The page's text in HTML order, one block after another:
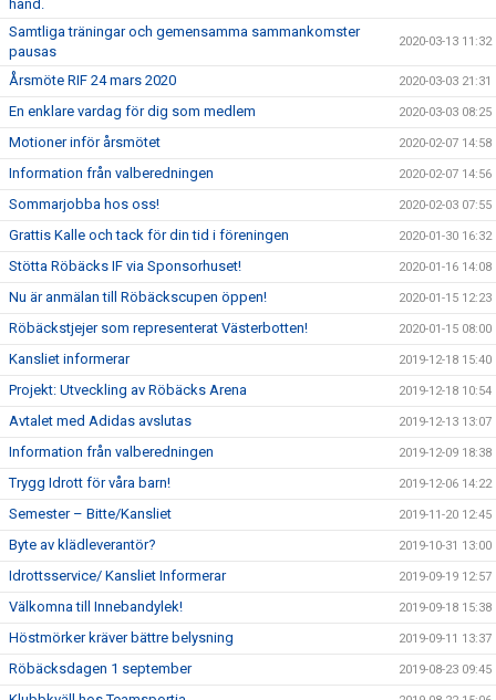
hand.
Samtliga träningar och gemensamma sammankomster
pausas
2020-03-13 11:32
Årsmöte RIF 24 mars 2020 2020-03-03 21:31
En enklare vardag för dig som medlem 2020-03-03 08:25
Motioner inför årsmötet 2020-02-07 14:58
Information från valberedningen 2020-02-07 14:56
Sommarjobba hos oss! 2020-02-03 07:55
Grattis Kalle och tack för din tid i föreningen 2020-01-30 16:32
Stötta Röbäcks IF via Sponsorhuset! 2020-01-16 14:08
Nu är anmälan till Röbäckscupen öppen! 2020-01-15 12:23
Röbäckstjejer som representerat Västerbotten! 2020-01-15 08:00
Kansliet informerar 2019-12-18 15:40
Projekt: Utveckling av Röbäcks Arena 2019-12-18 10:54
Avtalet med Adidas avslutas 2019-12-13 13:07
Information från valberedningen 2019-12-09 18:38
Trygg Idrott för våra barn! 2019-12-06 14:22
Semester – Bitte/Kansliet 2019-11-20 12:45
Byte av klädleverantör? 2019-10-31 13:00
Idrottsservice/ Kansliet Informerar 2019-09-19 12:57
Välkomna till Innebandylek! 2019-09-18 15:38
Höstmörker kräver bättre belysning 2019-09-11 13:37
Röbäcksdagen 1 september 2019-08-23 09:45